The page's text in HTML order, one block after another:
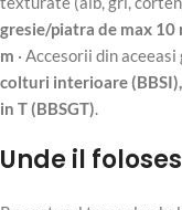
gresie/piatra de max 10
m · Accesorii din aceeasi
colturi interioare
in T (BBSGT).
Unde il